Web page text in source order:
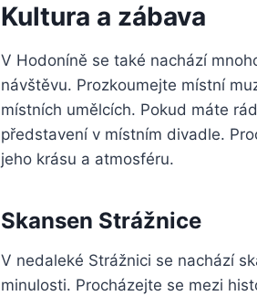
Kultura a zábava
V Hodoníně se také nachází
návštěvu. Prozkoumejte místní
místních umělcích. Pokud máte
představení v místním divadle.
jeho krásu a atmosféru.
Skansen Strážnice
V nedaleké Strážnici se nachází
minulosti. Procházejte se mezi